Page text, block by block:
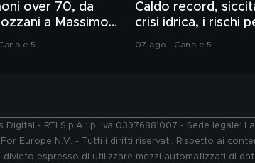
over 70, da
a Massimo
5
Caldo record,
crisi idrica, i rischi
l'ambiente
07 ago | Canale 5
Digital - RTI S.p.A.: p. iva 03976881007 - Sede
Europe N.V. - Tutti i diritti riservati. Rispetto ai
espresso di utilizzare mezzi automatizzati di